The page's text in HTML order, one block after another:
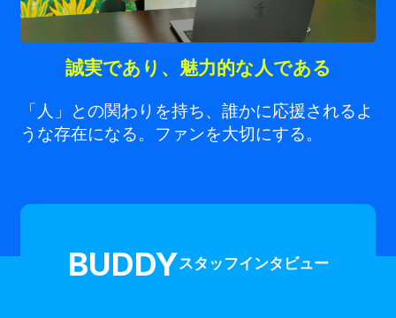
誠実であり、魅力的な人である
「人」との関わりを持ち、誰かに応援されるよ
うな存在になる。ファンを大切にする。
BUDDYスタッフインタビュー